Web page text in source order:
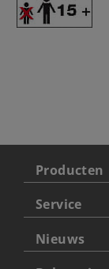
Producten
Service
Nieuws